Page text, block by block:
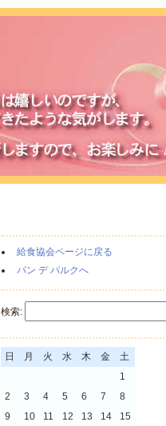
給食協会ページに戻る
パン デ パルクへ
検索:
日 月 火 水 木 金 土
1
2
3 4 5 6 7
8
9
10 11 12 13 14
15